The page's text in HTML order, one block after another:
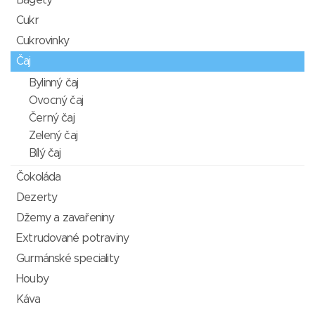
Cukr
Cukrovinky
Čaj
Bylinný čaj
Ovocný čaj
Černý čaj
Zelený čaj
Bílý čaj
Čokoláda
Dezerty
Džemy a zavařeniny
Extrudované potraviny
Gurmánské speciality
Houby
Káva